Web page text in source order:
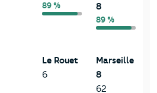
89 %
8
89 %
Le Rouet
6
Marseille
8
62